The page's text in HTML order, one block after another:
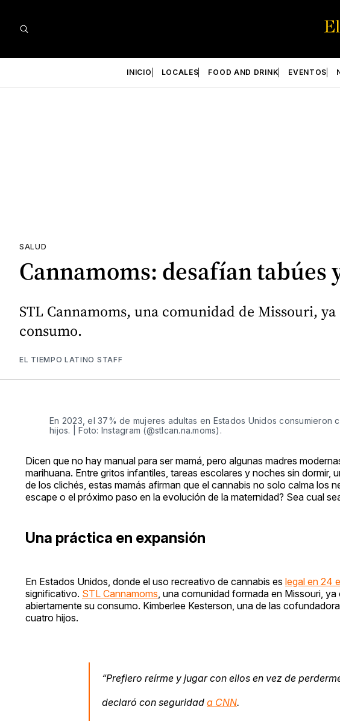
INICIO LOCALES FOOD AND DRINK EVENTOS
SALUD
Cannamoms: desafían
STL Cannamoms, una comunidad de Missouri,
consumo.
EL TIEMPO LATINO STAFF
En 2023, el 37% de mujeres adultas en Estados Unidos consumieron
hijos. | Foto: Instagram (@stlcan.na.moms).
Dicen que no hay manual para ser mamá, pero algunas madres
marihuana. Entre gritos infantiles, tareas escolares y noches sin
de los clichés, estas mamás afirman que el cannabis no solo calma los
escape o el próximo paso en la evolución de la maternidad? Sea cual
Una práctica en expansión
En Estados Unidos, donde el uso recreativo de cannabis es legal en 24
significativo. STL Cannamoms , una comunidad formada en Missouri,
abiertamente su consumo. Kimberlee Kesterson, una de las
cuatro hijos.
“Prefiero reírme y jugar con ellos en vez de
declaró con seguridad a CNN.